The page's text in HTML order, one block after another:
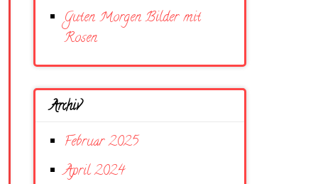
Guten Morgen Bilder mit
Rosen
Archiv
Februar 2025
April 2024